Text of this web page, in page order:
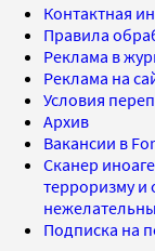
Контактная
Правила
Реклама в
Реклама на
Условия
Архив
Вакансии в
Сканер
терроризму и
Подписка на